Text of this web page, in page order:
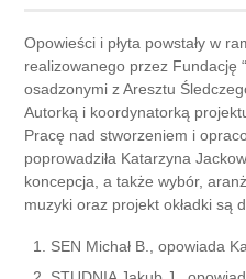
Opowieści i płyta powstały w
realizowanego przez Fundację
osadzonymi z Aresztu
Autorką i koordynatorką
Pracę nad stworzeniem i
poprowadziła Katarzyna
koncepcja, a także wybór,
muzyki oraz projekt okładki są
SEN Michał В., opowiada